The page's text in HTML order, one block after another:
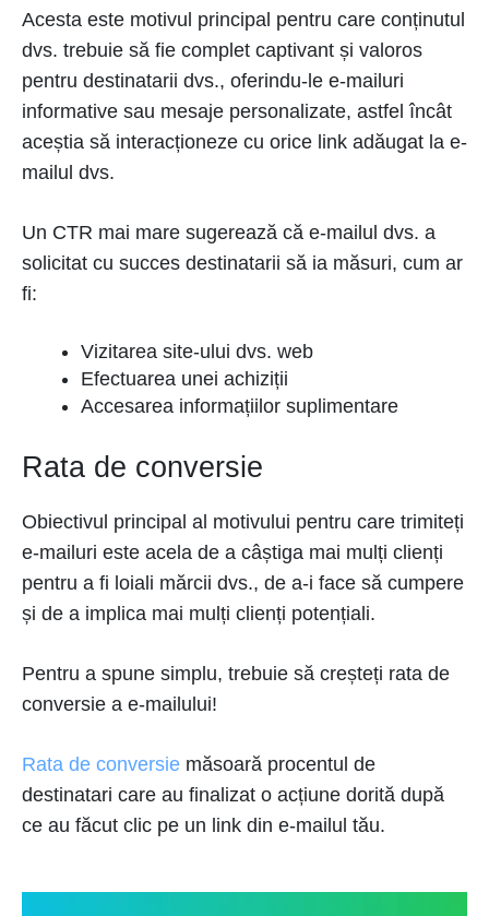
Acesta este motivul principal pentru care conținutul
dvs. trebuie să fie complet captivant și valoros
pentru destinatarii dvs., oferindu-le e-mailuri
informative sau mesaje personalizate, astfel încât
aceștia să interacționeze cu orice link adăugat la e-
mailul dvs.
Un CTR mai mare sugerează că e-mailul dvs. a
solicitat cu succes destinatarii să ia măsuri, cum ar
fi:
Vizitarea site-ului dvs. web
Efectuarea unei achiziții
Accesarea informațiilor suplimentare
Rata de conversie
Obiectivul principal al motivului pentru care trimiteți
e-mailuri este acela de a câștiga mai mulți clienți
pentru a fi loiali mărcii dvs., de a-i face să cumpere
și de a implica mai mulți clienți potențiali.
Pentru a spune simplu, trebuie să creșteți rata de
conversie a e-mailului!
Rata de conversie măsoară procentul de
destinatari care au finalizat o acțiune dorită după
ce au făcut clic pe un link din e-mailul tău.